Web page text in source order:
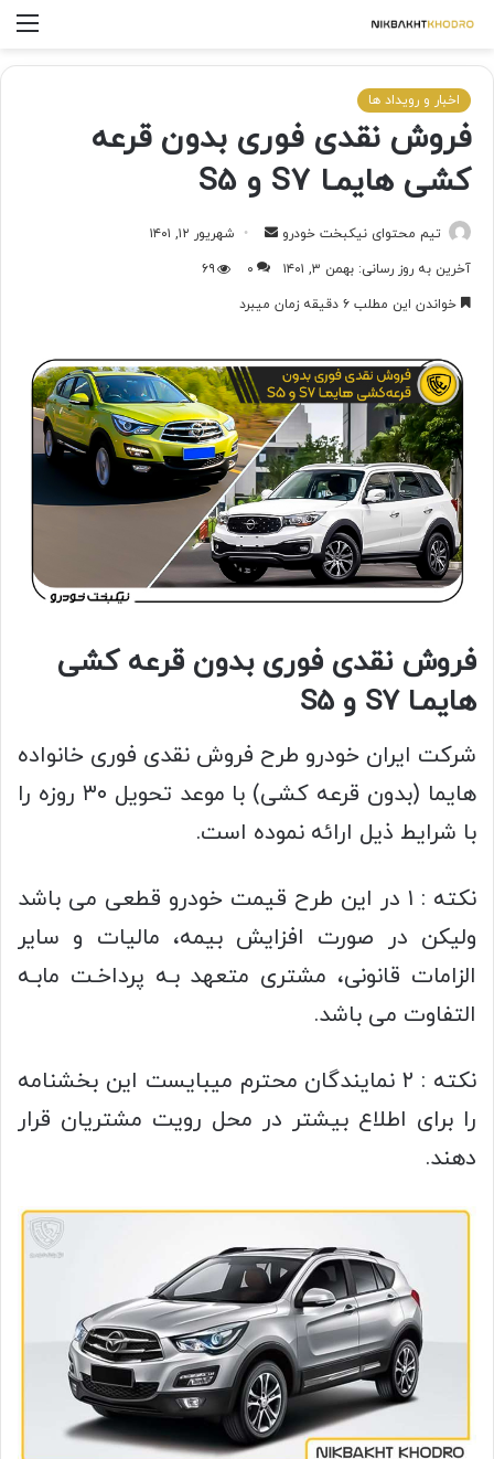
اخبار و رویداد ها
ﻓﺮﻭﺵ ﻧﻘﺪی ﻓﻮﺭی ﺑﺪﻭﻥ ﻗﺮﻋﻪ
کشی ﻫﺎﻳﻤـﺎ S7 و S5
تیم محتوای نیکبخت خودرو
شهریور ۱۲, ۱۴۰۱
آخرین به روز رسانی: بهمن ۳, ۱۴۰۱
۰
۶۹
خواندن این مطلب ۶ دقیقه زمان میبرد
ﻓﺮﻭﺵ ﻧﻘﺪی ﻓﻮﺭی ﺑﺪﻭﻥ ﻗﺮﻋﻪ کشی
ﻫﺎﻳﻤـﺎ S7 و S5
شرکت ایران خودرو طرح فروش نقدی فوری خانواده
هایما (بدون قرعه کشی) با موعد تحویل ۳۰ روزه را
با شرایط ذیل ارائه نموده است.
نکته : ۱ در این طرح قیمت خودرو قطعی می باشد
ولیکن در صورت افزایش بیمه، مالیات و سایر
الزامات قانونی، مشتری متعهد بـه پرداخـت مابـه
التفاوت می باشد.
نکته : ۲ نمایندگان محترم میبایست این بخشنامه
را برای اطلاع بیشتر در محل رویت مشتریان قرار
دهند.